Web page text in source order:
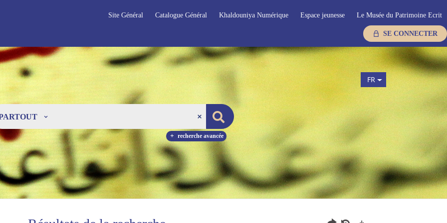
Site Général Catalogue Général Khaldouniya Numérique Espace jeunesse Le Musée du Patrimoine Ecrit
SE CONNECTER
recherche avancée
FR